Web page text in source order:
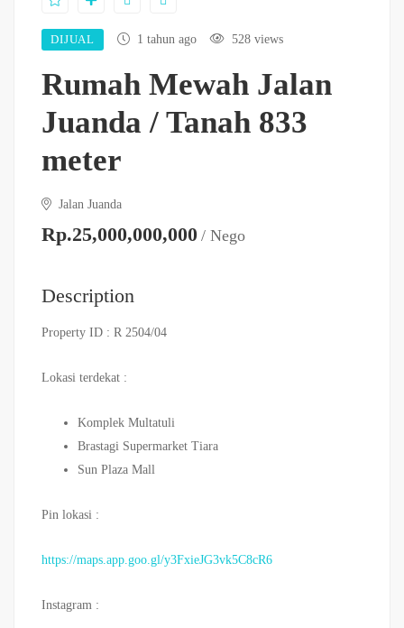
DIJUAL 1 tahun ago 528 views
Rumah Mewah Jalan
Juanda / Tanah 833
meter
Jalan Juanda
Rp.25,000,000,000 / Nego
Description
Property ID : R 2504/04
Lokasi terdekat :
Komplek Multatuli
Brastagi Supermarket Tiara
Sun Plaza Mall
Pin lokasi :
https://maps.app.goo.gl/y3FxieJG3vk5C8cR6
Instagram :